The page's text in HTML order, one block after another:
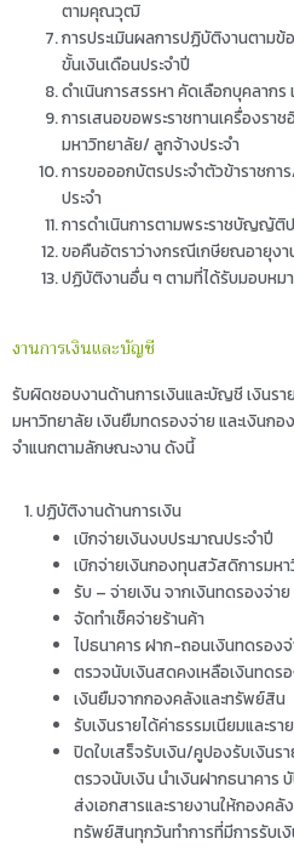
ตามคุณวุฒิ
การประเมินผลการปฏิบัติงานตาม
ขั้นเงินเดือนประจำปี
ดำเนินการสรรหา คัดเลือกบุคลาก
การเสนอขอพระราชทานเครื่องร
มหาวิทยาลัย/ ลูกจ้างประจำ
การขอออกบัตรประจำตัวข้าราชก
ประจำ
การดำเนินการตามพระราชบัญญัติ
ขอคืนอัตราว่างกรณีเกษียณอายุงา
ปฏิบัติงานอื่น ๆ ตามที่ได้รับมอบหม
งานการเงินและบัญชี
รับผิดชอบงานด้านการเงินและบัญชี เงินร
มหาวิทยาลัย เงินยืมทดรองจ่าย และเงินก
จำแนกตามลักษณะงาน ดังนี้
1. ปฏิบัติงานด้านการเงิน
เบิกจ่ายเงินงบประมาณประจำปี
เบิกจ่ายเงินกองทุนสวัสดิการมห
รับ – จ่ายเงิน จากเงินทดรองจ่าย
จัดทำเช็คจ่ายร้านค้า
ไปธนาคาร ฝาก-ถอนเงินทดรอง
ตรวจนับเงินสดคงเหลือเงินทดร
เงินยืมจากกองคลังและทรัพย์สิน
รับเงินรายได้ค่าธรรมเนียมและร
ปิดใบเสร็จรับเงิน/คูปองรับเงินร
ตรวจนับเงิน นำเงินฝากธนาคาร
ส่งเอกสารและรายงานให้กองคลั
ทรัพย์สินทุกวันทำการที่มีการรับเ